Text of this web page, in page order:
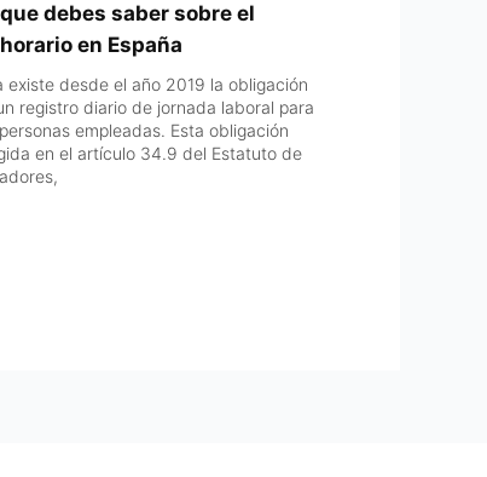
debes saber sobre el
en España
existe desde el año 2019 la obligación
registro diario de jornada laboral para
empleadas. Esta obligación
en el artículo 34.9 del Estatuto de